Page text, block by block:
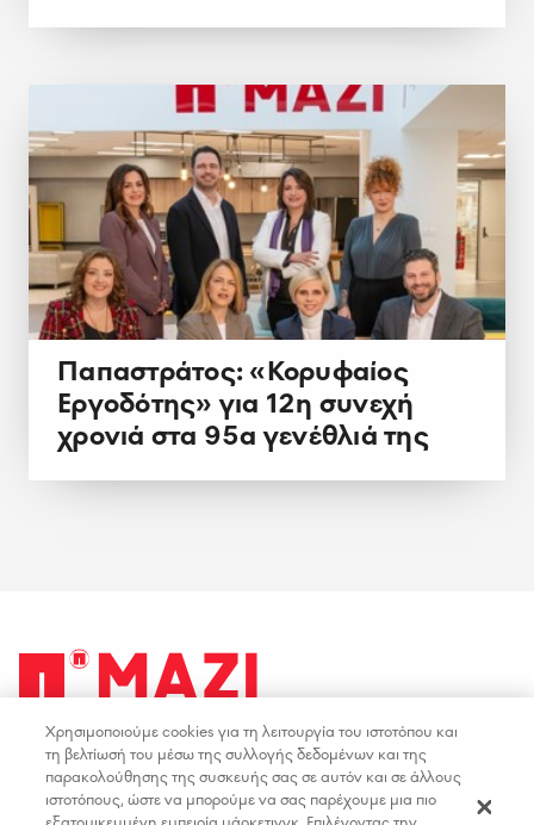
Παπαστράτος: «Κορυφαίος
Εργοδότης» για 12η συνεχή
χρονιά στα 95α γενέθλιά της
ΟΡΟΙ ΧΡΗΣΗΣ ΕΠΙΚΟΙΝΩΝΙΑ
facebookyoutubeinstagramlinkedin
Χρησιμοποιούμε cookies για τη λειτουργία του ιστοτόπου και
τη βελτίωσή του μέσω της συλλογής δεδομένων και της
παρακολούθησης της συσκευής σας σε αυτόν και σε άλλους
ιστοτόπους, ώστε να μπορούμε να σας παρέχουμε μια πιο